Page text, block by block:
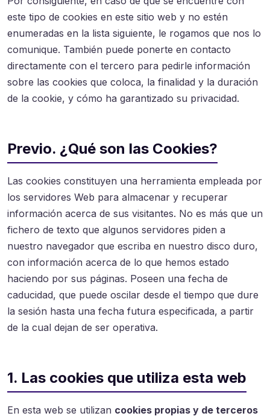
este tipo de cookies en este sitio web y no estén
enumeradas en la lista siguiente, le rogamos que nos lo
comunique. También puede ponerte en contacto
directamente con el tercero para pedirle información
sobre las cookies que coloca, la finalidad y la duración
de la cookie, y cómo ha garantizado su privacidad.
Previo. ¿Qué son las Cookies?
Las cookies constituyen una herramienta empleada por
los servidores Web para almacenar y recuperar
información acerca de sus visitantes. No es más que un
fichero de texto que algunos servidores piden a
nuestro navegador que escriba en nuestro disco duro,
con información acerca de lo que hemos estado
haciendo por sus páginas. Poseen una fecha de
caducidad, que puede oscilar desde el tiempo que dure
la sesión hasta una fecha futura especificada, a partir
de la cual dejan de ser operativa.
1. Las cookies que utiliza esta web
En esta web se utilizan cookies propias y de terceros